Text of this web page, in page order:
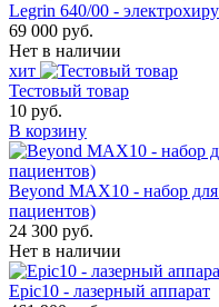
Legrin 640/00 -
69 000 руб.
Нет в наличии
хит
Тестовый товар
10 руб.
В корзину
Beyond MAX10 - набор
пациентов)
24 300 руб.
Нет в наличии
Epic10 - лазерный аппарат